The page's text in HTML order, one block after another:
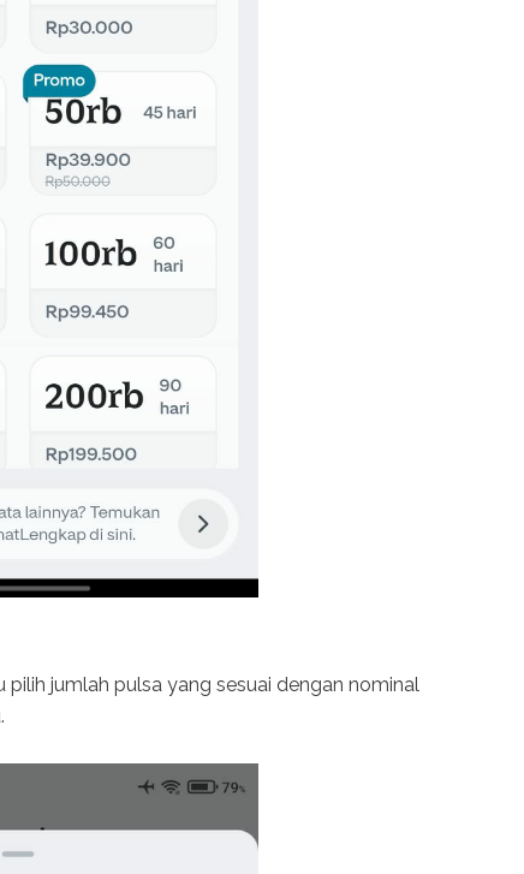
jumlah pulsa yang sesuai dengan nominal